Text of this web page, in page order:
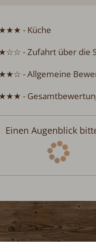
- Zufahrt über die
- Allgemeine
- Gesamtbewertung
Einen Augenblick